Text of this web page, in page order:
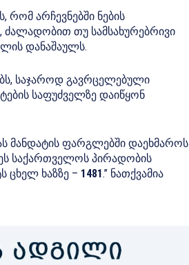
არჩევნებში ნების
ძალადობით თუ სამსახურებრივი
დანაშაულს.
საჯაროდ გავრცელებული
საფუძველზე დაიწყონ
მანდატის ფარგლებში დაეხმაროს
საქართველოს პირადობის
ცხელ ხაზზე – 1481.” ნათქვამია